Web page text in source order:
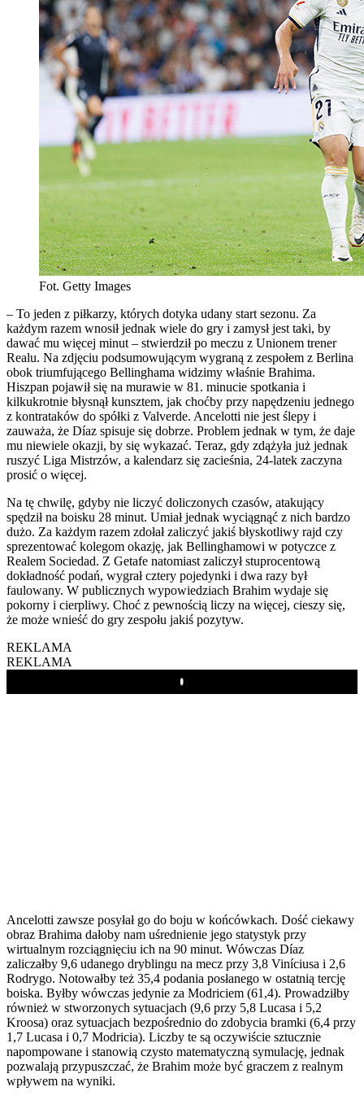
Fot. Getty Images
– To jeden z piłkarzy, których dotyka udany start sezonu. Za
każdym razem wnosił jednak wiele do gry i zamysł jest taki, by
dawać mu więcej minut – stwierdził po meczu z Unionem trener
Realu. Na zdjęciu podsumowującym wygraną z zespołem z Berlina
obok triumfującego Bellinghama widzimy właśnie Brahima.
Hiszpan pojawił się na murawie w 81. minucie spotkania i
kilkukrotnie błysnął kunsztem, jak choćby przy napędzeniu jednego
z kontrataków do spółki z Valverde. Ancelotti nie jest ślepy i
zauważa, że Díaz spisuje się dobrze. Problem jednak w tym, że daje
mu niewiele okazji, by się wykazać. Teraz, gdy zdążyła już jednak
ruszyć Liga Mistrzów, a kalendarz się zacieśnia, 24-latek zaczyna
prosić o więcej.
Na tę chwilę, gdyby nie liczyć doliczonych czasów, atakujący
spędził na boisku 28 minut. Umiał jednak wyciągnąć z nich bardzo
dużo. Za każdym razem zdołał zaliczyć jakiś błyskotliwy rajd czy
sprezentować kolegom okazję, jak Bellinghamowi w potyczce z
Realem Sociedad. Z Getafe natomiast zaliczył stuprocentową
dokładność podań, wygrał cztery pojedynki i dwa razy był
faulowany. W publicznych wypowiedziach Brahim wydaje się
pokorny i cierpliwy. Choć z pewnością liczy na więcej, cieszy się,
że może wnieść do gry zespołu jakiś pozytyw.
REKLAMA
REKLAMA
Play
Ancelotti zawsze posyłał go do boju w końcówkach. Dość ciekawy
obraz Brahima dałoby nam uśrednienie jego statystyk przy
wirtualnym rozciągnięciu ich na 90 minut. Wówczas Díaz
zaliczałby 9,6 udanego dryblingu na mecz przy 3,8 Viníciusa i 2,6
Rodrygo. Notowałby też 35,4 podania posłanego w ostatnią tercję
boiska. Byłby wówczas jedynie za Modriciem (61,4). Prowadziłby
również w stworzonych sytuacjach (9,6 przy 5,8 Lucasa i 5,2
Kroosa) oraz sytuacjach bezpośrednio do zdobycia bramki (6,4 przy
1,7 Lucasa i 0,7 Modricia). Liczby te są oczywiście sztucznie
napompowane i stanowią czysto matematyczną symulację, jednak
pozwalają przypuszczać, że Brahim może być graczem z realnym
wpływem na wyniki.